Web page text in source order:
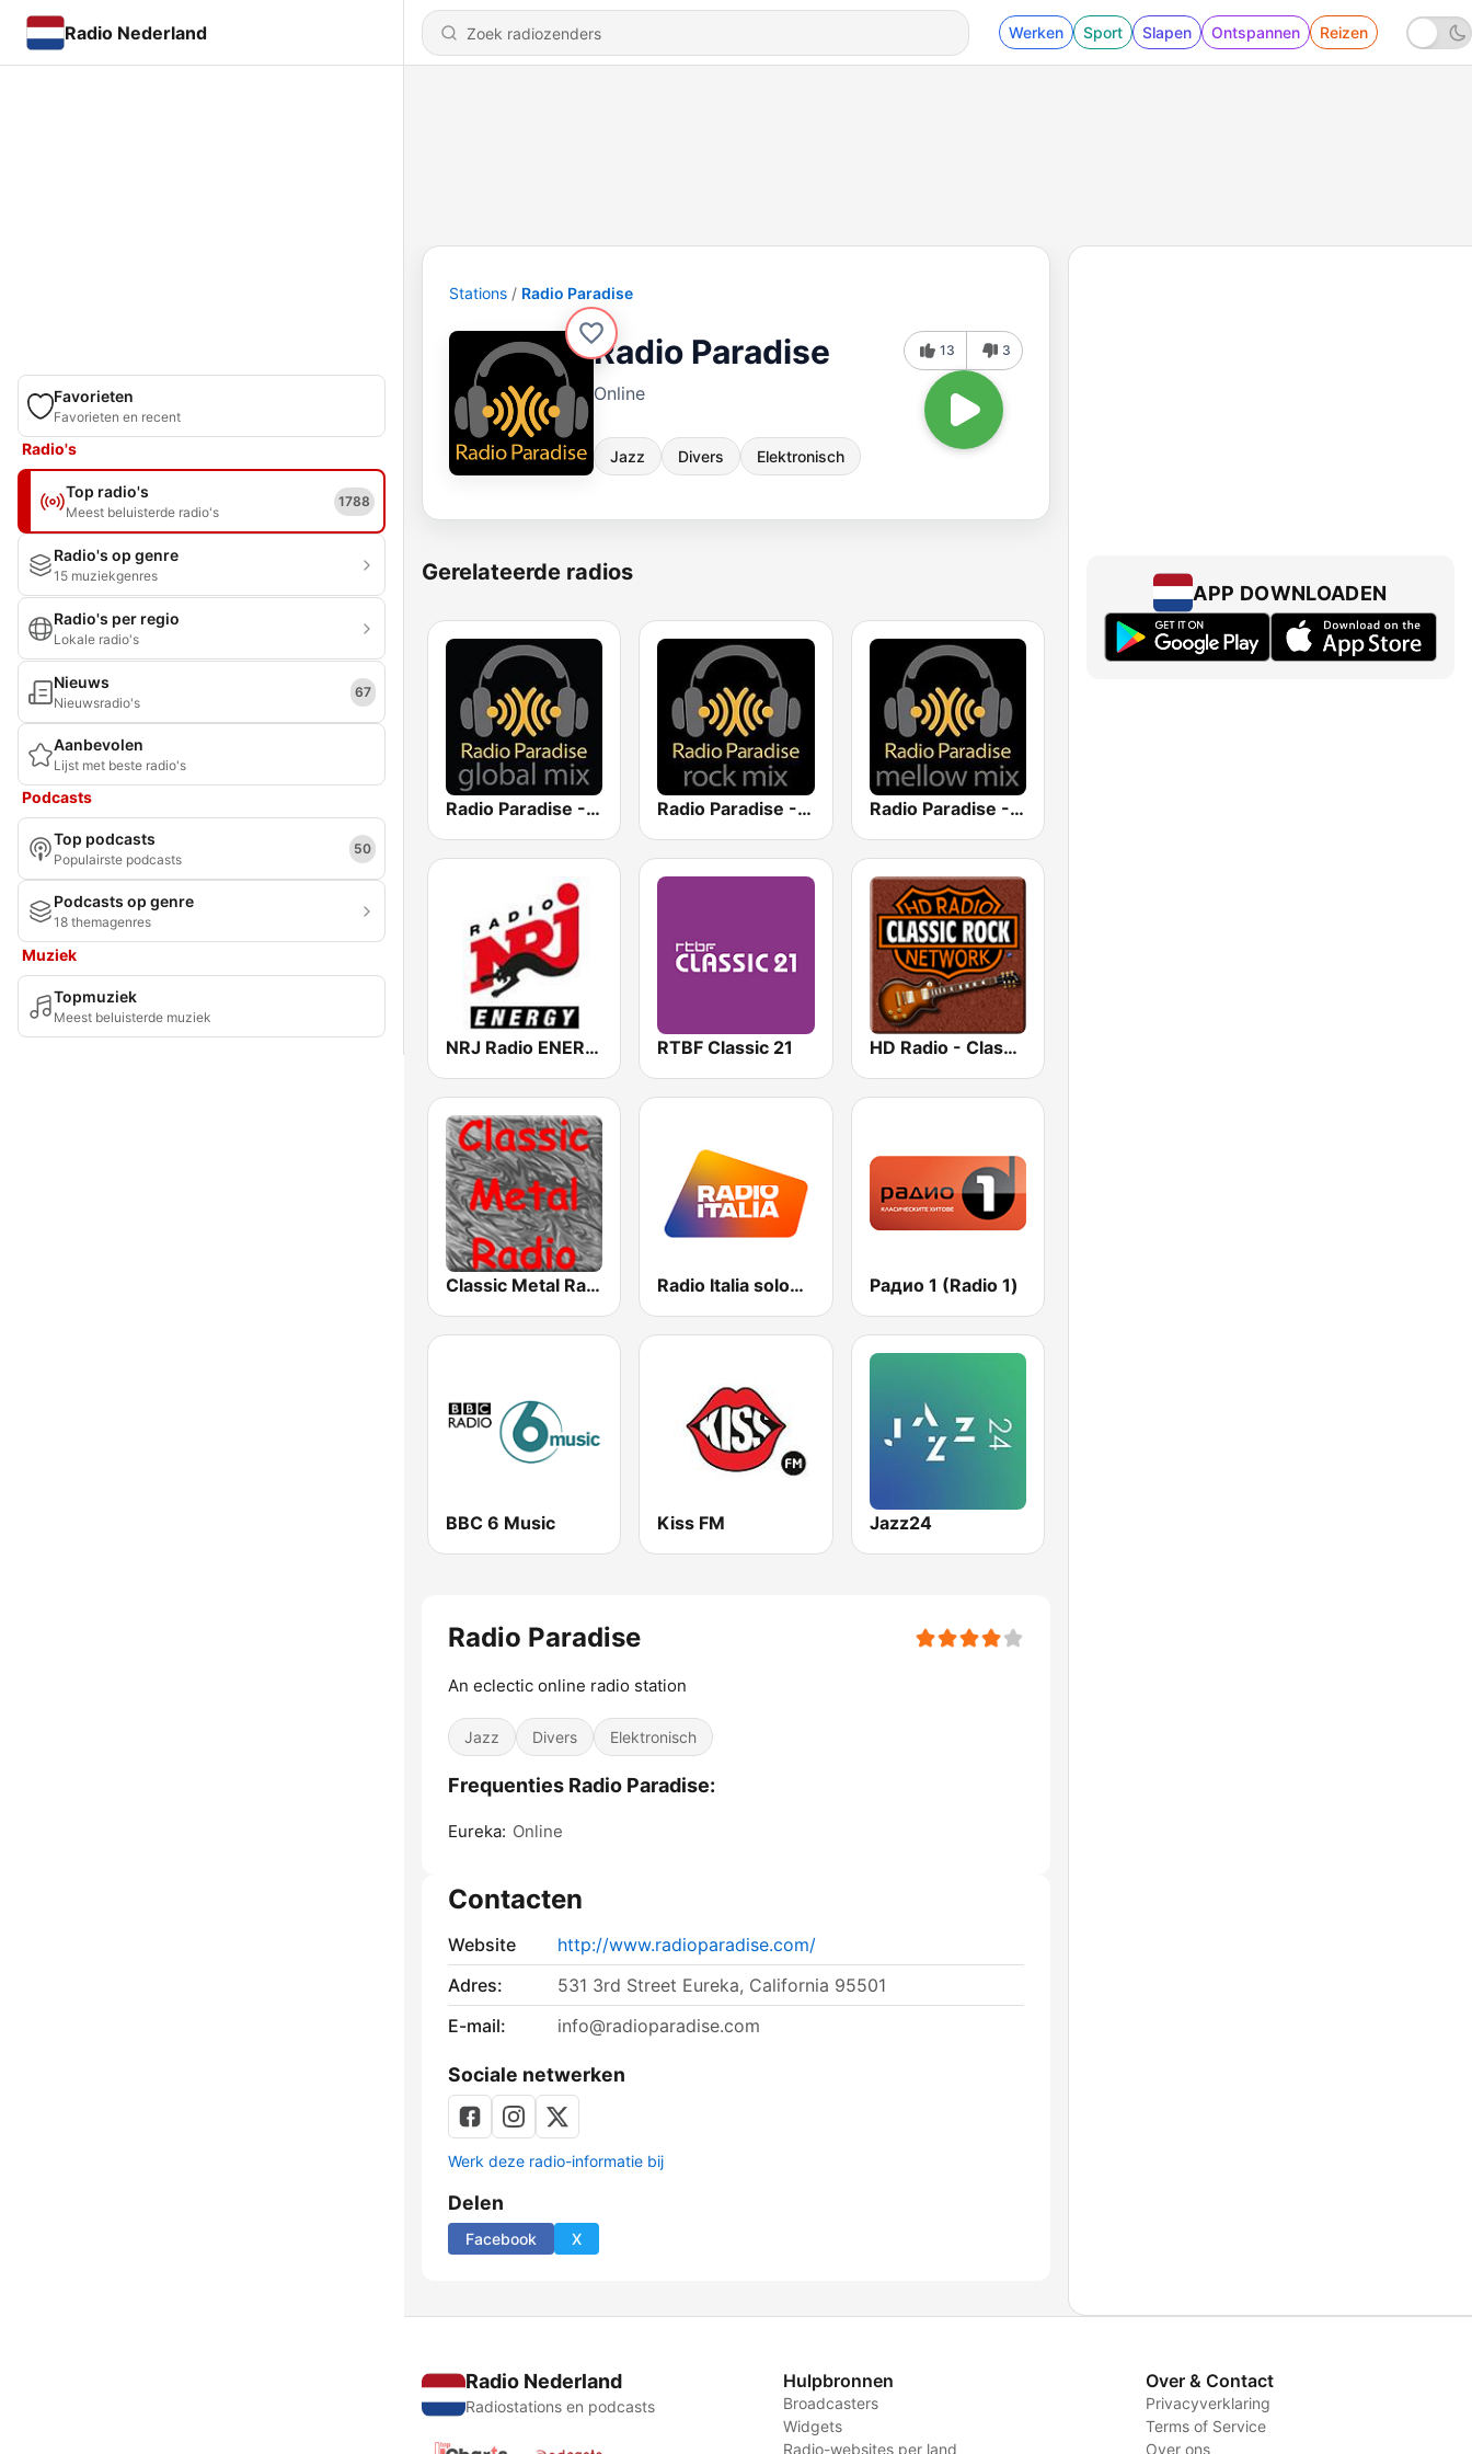
Radio Nederland Werken Sport Slapen Ontspannen Reizen
Favorieten
Favorieten en recent
Radio's
Top radio's
Meest beluisterde radio's
1788
Radio's op genre
15 muziekgenres
Radio's per regio
Lokale radio's
Nieuws
Nieuwsradio's
67
Aanbevolen
Lijst met beste radio's
Podcasts
Top podcasts
Populairste podcasts
50
Podcasts op genre
18 themagenres
Muziek
Topmuziek
Meest beluisterde muziek
Stations Radio Paradise
Radio Paradise
Online
Jazz Divers Elektronisch
13 3
Gerelateerde radios
Radio Paradise - Global Mix Radio Paradise - Rock Mix Radio Paradise - Mellow Mix
NRJ Radio ENERGY RTBF Classic 21 HD Radio - Classic Rock
Classic Metal Radio Radio Italia solomusicaitaliana Радио 1 (Radio 1)
BBC 6 Music Kiss FM Jazz24
Radio Paradise
An eclectic online radio station
Jazz Divers Elektronisch
Frequenties Radio Paradise:
Eureka: Online
Contacten
Website
http://www.radioparadise.com/
Adres:
531 3rd Street Eureka, California 95501
E-mail:
info@radioparadise.com
Sociale netwerken
Werk deze radio-informatie bij
Delen
Facebook X
APP DOWNLOADEN
Radio Nederland
Radiostations en podcasts
Hulpbronnen
Broadcasters
Widgets
Radio-websites per land
Over & Contact
Privacyverklaring
Terms of Service
Over ons